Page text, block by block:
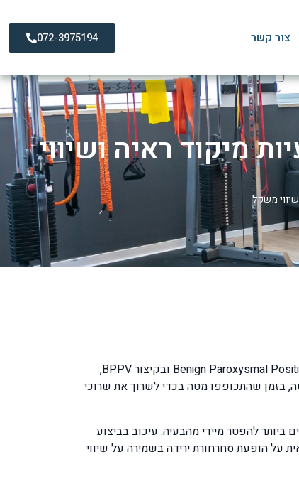
צור קשר 072-3975194
מיקוד ראיה ושיווי
משקל
יום יום פונים אלי מטופלים רבים בתלונות על הופעת סחרחורת סיבובית שקרויה גם בשם ורטיגו או במינוח המקצועי Benign Paroxysmal Positional Vertigo ובקיצור BPPV,
בזמן שהתכופפו מטה בכדי לשרוך את שרוכי
ביותר להפטר מיידי מהבעיה. עיכוב בביצוע
על הופעת סחרחורת ירידה בשמירה על שיווי